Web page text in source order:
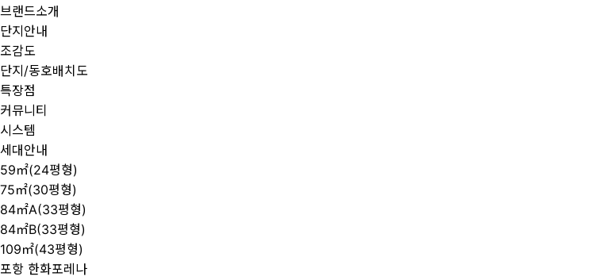
브랜드소개
단지안내
조감도
단지/동호배치도
특장점
커뮤니티
시스템
세대안내
59㎡(24평형)
75㎡(30평형)
84㎡A(33평형)
84㎡B(33평형)
109㎡(43평형)
포항 한화포레나